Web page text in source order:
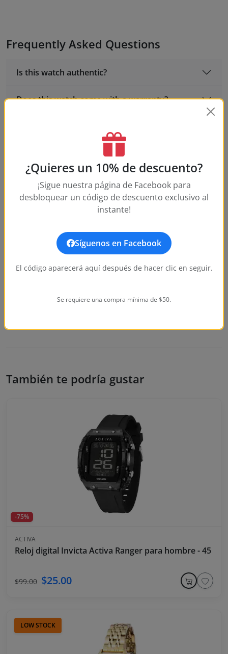
Frequently Asked Questions
Is this watch authentic?
Does this watch come with a warranty?
What is your return policy?
How water-resistant is this watch?
What movement does this watch use?
What size is this watch?
Customer Reviews
También te podría gustar
-75%
ACTIVA
Reloj digital Invicta Activa Ranger para hombre - 45
$99.00 $25.00
LOW STOCK
¿Quieres un 10% de descuento?
¡Sigue nuestra página de Facebook para
desbloquear un código de descuento exclusivo al
instante!
Síguenos en Facebook
El código aparecerá aquí después de hacer clic en seguir.
Se requiere una compra mínima de $50.